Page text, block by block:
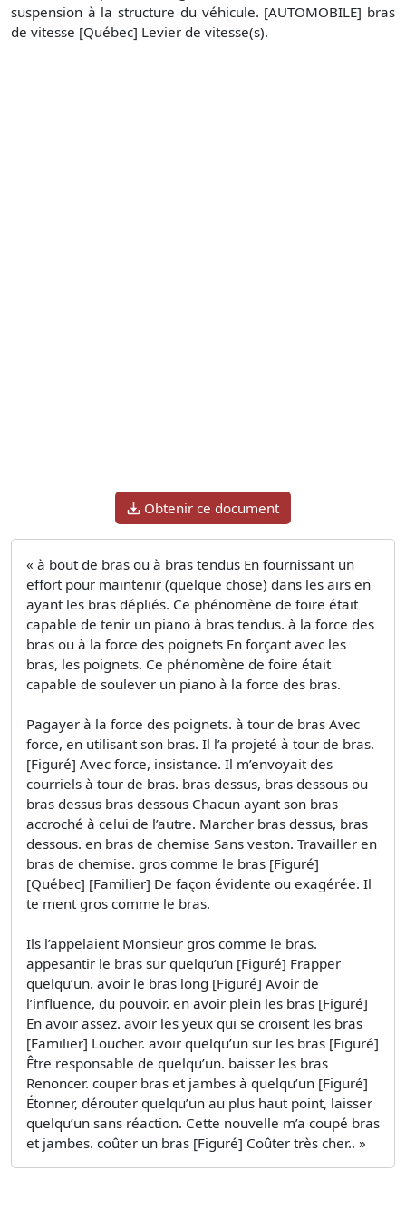
suspension à la structure du véhicule. [AUTOMOBILE] bras
de vitesse [Québec] Levier de vitesse(s).
Obtenir ce document
« à bout de bras ou à bras tendus En fournissant un
effort pour maintenir (quelque chose) dans les airs en
ayant les bras dépliés. Ce phénomène de foire était
capable de tenir un piano à bras tendus. à la force des
bras ou à la force des poignets En forçant avec les
bras, les poignets. Ce phénomène de foire était
capable de soulever un piano à la force des bras.
Pagayer à la force des poignets. à tour de bras Avec
force, en utilisant son bras. Il l’a projeté à tour de bras.
[Figuré] Avec force, insistance. Il m’envoyait des
courriels à tour de bras. bras dessus, bras dessous ou
bras dessus bras dessous Chacun ayant son bras
accroché à celui de l’autre. Marcher bras dessus, bras
dessous. en bras de chemise Sans veston. Travailler en
bras de chemise. gros comme le bras [Figuré]
[Québec] [Familier] De façon évidente ou exagérée. Il
te ment gros comme le bras.
Ils l’appelaient Monsieur gros comme le bras.
appesantir le bras sur quelqu’un [Figuré] Frapper
quelqu’un. avoir le bras long [Figuré] Avoir de
l’influence, du pouvoir. en avoir plein les bras [Figuré]
En avoir assez. avoir les yeux qui se croisent les bras
[Familier] Loucher. avoir quelqu’un sur les bras [Figuré]
Être responsable de quelqu’un. baisser les bras
Renoncer. couper bras et jambes à quelqu’un [Figuré]
Étonner, dérouter quelqu’un au plus haut point, laisser
quelqu’un sans réaction. Cette nouvelle m’a coupé bras
et jambes. coûter un bras [Figuré] Coûter très cher.. »